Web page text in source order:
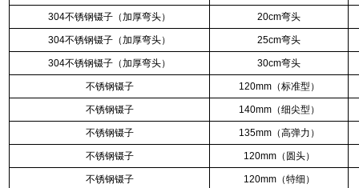
304不锈钢镊子（加厚弯头） 20cm弯头
304不锈钢镊子（加厚弯头） 25cm弯头
304不锈钢镊子（加厚弯头） 30cm弯头
不锈钢镊子 120mm（标准型）
不锈钢镊子 140mm（细尖型）
不锈钢镊子 135mm（高弹力）
不锈钢镊子 120mm（圆头）
不锈钢镊子 120mm（特细）